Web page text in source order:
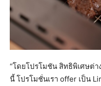
“โดยโปรโมชัน สิทธิพิเศษต่า
นี้ โปรโมชั่นเรา offer เป็น